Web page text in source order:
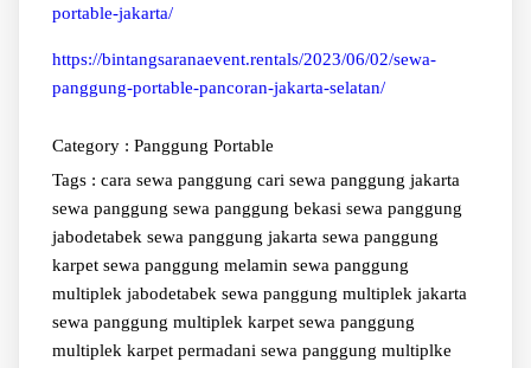
portable-jakarta/
https://bintangsaranaevent.rentals/2023/06/02/sewa-
panggung-portable-pancoran-jakarta-selatan/
Category : Panggung Portable
Tags : cara sewa panggung cari sewa panggung jakarta
sewa panggung sewa panggung bekasi sewa panggung
jabodetabek sewa panggung jakarta sewa panggung
karpet sewa panggung melamin sewa panggung
multiplek jabodetabek sewa panggung multiplek jakarta
sewa panggung multiplek karpet sewa panggung
multiplek karpet permadani sewa panggung multiplke